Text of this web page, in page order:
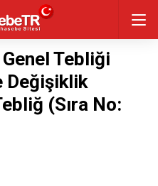
Tebliği
Değişiklik
(Sıra No: